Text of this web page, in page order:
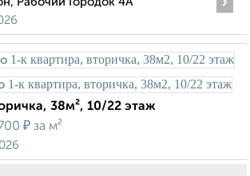
38м², 10/22 этаж
₽ за м²